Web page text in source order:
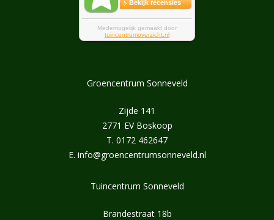
Groencentrum Sonneveld
Zijde 141
2771 EV Boskoop
T. 0172 462647
E. info@groencentrumsonneveld.nl
Tuincentrum Sonneveld
Brandestraat 18b